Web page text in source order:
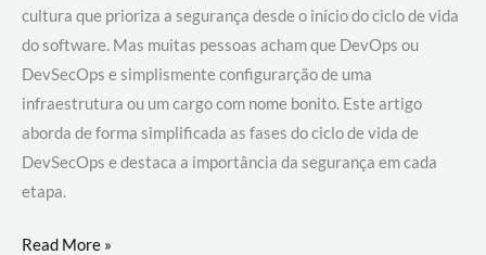
cultura que prioriza a segurança desde o início do ciclo de vida
do software. Mas muitas pessoas acham que DevOps ou
DevSecOps e simplismente configurarção de uma
infraestrutura ou um cargo com nome bonito. Este artigo
aborda de forma simplificada as fases do ciclo de vida de
DevSecOps e destaca a importância da segurança em cada
etapa.
DevSecOps
Read More »